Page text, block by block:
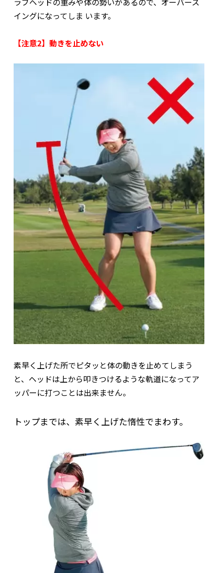
イングになってしま います。
【注意2】動きを止めない
素早く上げた所でピタッと体の動きを止めてしまう
と、ヘッドは上から叩きつけるような軌道になってア
ッパーに打つことは出来ません。
トップまでは、素早く上げた惰性でまわす。